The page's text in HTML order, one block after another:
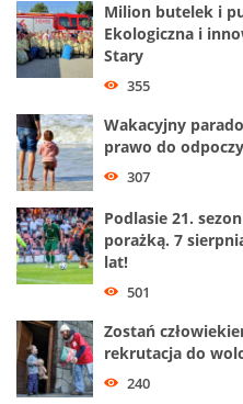
Milion butelek i
Ekologiczna i
Stary
355
Wakacyjny
prawo do
307
Podlasie 21.
porażką. 7
lat!
501
Zostań
rekrutacja do
240